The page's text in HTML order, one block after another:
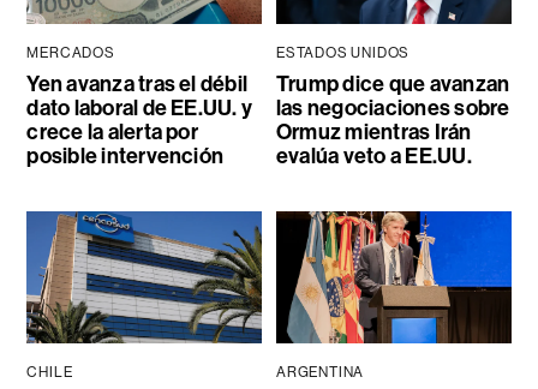
MERCADOS
Yen avanza tras el débil
dato laboral de EE.UU. y
crece la alerta por
posible intervención
ESTADOS UNIDOS
Trump dice que avanzan
las negociaciones sobre
Ormuz mientras Irán
evalúa veto a EE.UU.
CHILE ARGENTINA